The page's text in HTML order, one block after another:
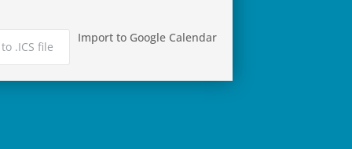
.ICS file
Import to Google Calendar